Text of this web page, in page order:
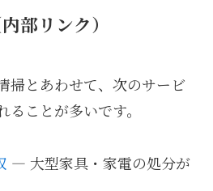
部リンク）
掃とあわせて、次のサービ
ことが多いです。
― 大型家具・家電の処分が